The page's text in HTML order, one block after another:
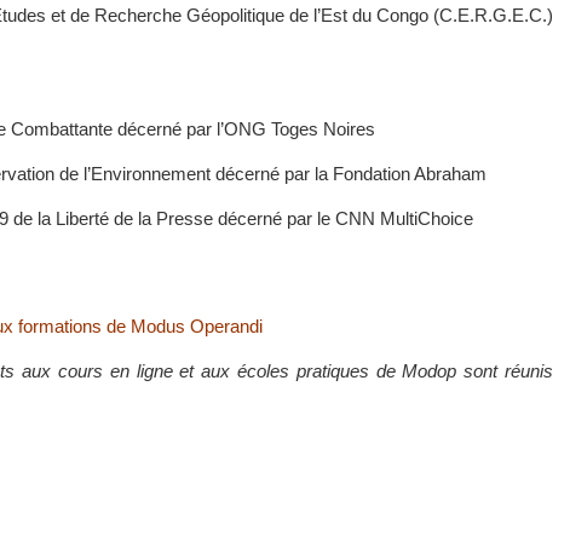
et de Recherche Géopolitique de l’Est du Congo (C.E.R.G.E.C.)
Combattante décerné par l’ONG Toges Noires
de l’Environnement décerné par la Fondation Abraham
de la Liberté de la Presse décerné par le CNN MultiChoice
formations de Modus Operandi
aux cours en ligne et aux écoles pratiques de Modop sont réunis